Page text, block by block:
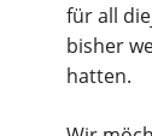
für all
bisher
hatten.